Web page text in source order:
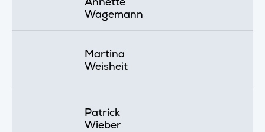
Wagemann
Martina
Weisheit
Patrick
Wieber